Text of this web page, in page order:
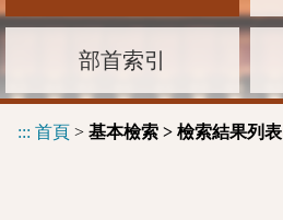
部首索引
::: 首頁 > 基本檢索 > 檢索結果列表